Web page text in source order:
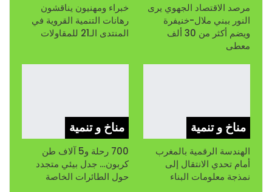
مرصد الاقتصاد الجهوي يرى
النور ببني ملال-خنيفرة
ويضم أكثر من 30 ألف
معطى
خبراء ومهنيون يناقشون
رهانات التنمية القروية في
المنتدى الـ21 للمقاولات
مناخ و تنمية
الهندسة الرقمية بالمغرب
أمام تحدي الانتقال إلى
نمذجة معلومات البناء
مناخ و تنمية
700 رحلة و5 آلاف طن
كربون… جدل بيئي متجدد
حول الطائرات الخاصة